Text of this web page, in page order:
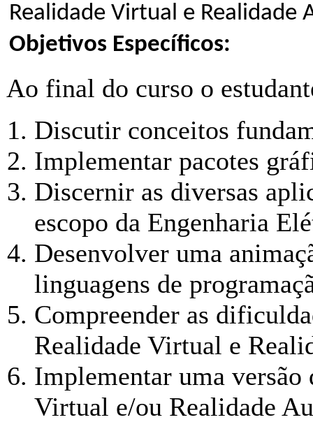
Realidade Virtual e Realidade
Objetivos Específicos:
Ao final do curso o
Discutir conceitos
Implementar pacotes
Discernir as diversas
escopo da Engenharia
Desenvolver uma
linguagens de
Compreender as
Realidade Virtual e
Implementar uma versão
Virtual e/ou Realidade